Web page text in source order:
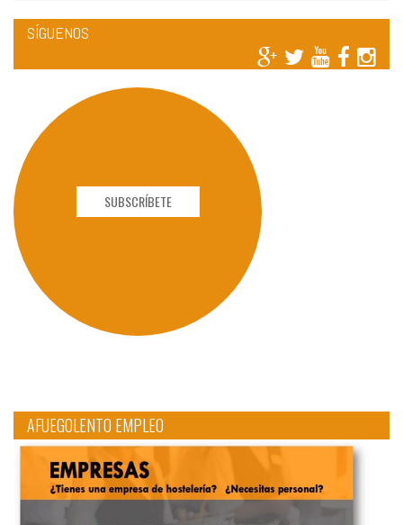
SÍGUENOS
SUBSCRÍBETE
AFUEGOLENTO EMPLEO